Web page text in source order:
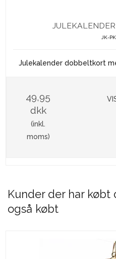
JK-
Julekalender dobbeltkort
49,95
dkk
(inkl.
moms)
Kunder der har
også købt